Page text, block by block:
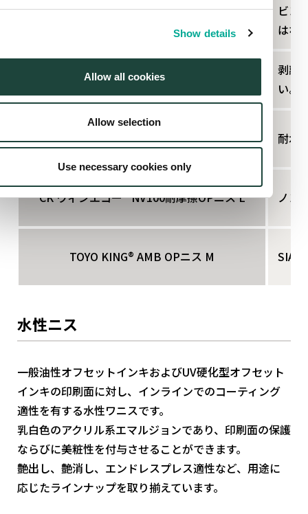
Show details
Allow all cookies
Allow selection
Use necessary cookies only
ビン
はな
ニューCKU 剥離 OPニス MT
剥離
い。
TOYO KING ハイエコー®高崎 OPニス 1M 耐水
CK ウィンエコー®NV100耐摩擦OPニス L ノン
TOYO KING® AMB OPニス M SIAA
水性ニス
一般油性オフセットインキおよびUV硬化型オフセット
インキの印刷面に対し、インラインでのコーティング
適性を有する水性ワニスです。
乳白色のアクリル系エマルジョンであり、印刷面の保護
ならびに美粧性を付与させることができます。
艶出し、艶消し、エンドレスプレス適性など、用途に
応じたラインナップを取り揃えています。